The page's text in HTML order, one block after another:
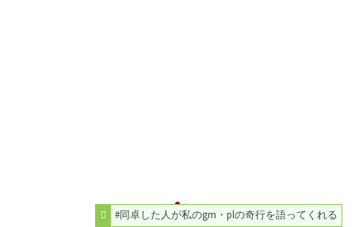
#同卓した人が私のgm・plの奇行を語ってくれる